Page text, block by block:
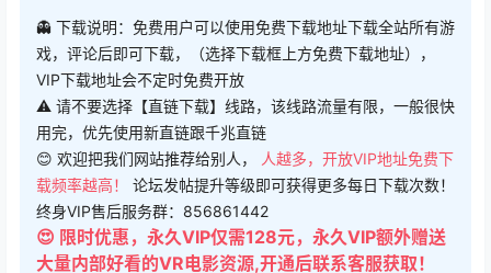
👻 下载说明：免费用户可以使用免费下载地址下载全站所有游
戏，评论后即可下载，（选择下载框上方免费下载地址），
VIP下载地址会不定时免费开放
⚠ 请不要选择【直链下载】线路，该线路流量有限，一般很快
用完，优先使用新直链跟千兆直链
😊 欢迎把我们网站推荐给别人，
人越多，开放VIP地址免费下
载频率越高！ 论坛发帖提升等级即可获得更多每日下载次数！
终身VIP售后服务群：856861442
😍 限时优惠，永久VIP仅需128元，永久VIP额外赠送
大量内部好看的VR电影资源,开通后联系客服获取！